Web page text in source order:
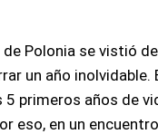
de Polonia se vistió
un año inolvidable.
5 primeros años de
eso, en un